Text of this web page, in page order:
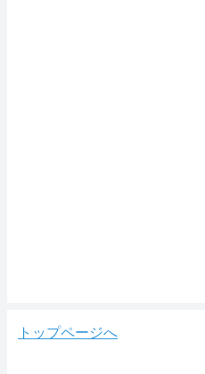
トップページへ